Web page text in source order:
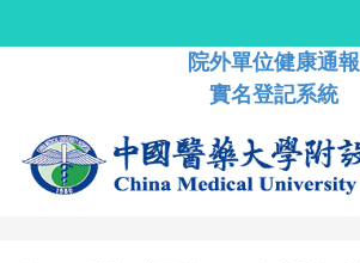
院外單位健康通報
實名登記系統